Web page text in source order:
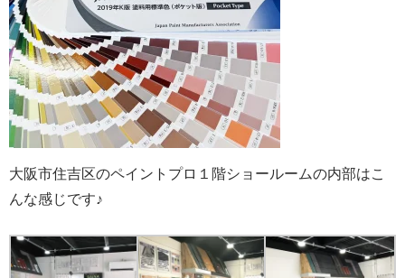
大阪市住吉区のペイントプロ１階ショールームの内部はこ
んな感じです♪